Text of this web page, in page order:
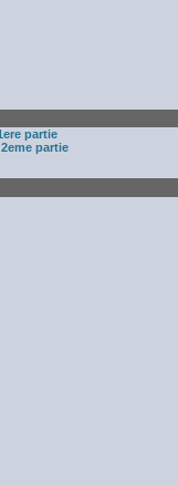
partie
partie